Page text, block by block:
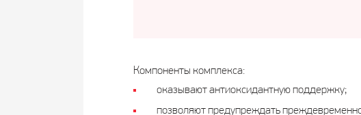
Компоненты комплекса:
оказывают антиоксидантную поддержку;
позволяют предупреждать